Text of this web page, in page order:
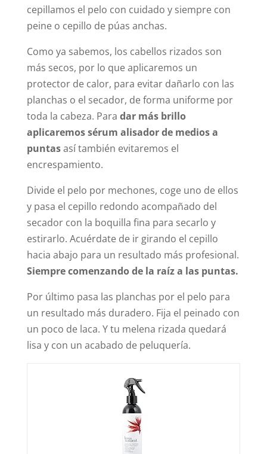
cepillamos el pelo con cuidado y siempre con
peine o cepillo de púas anchas.
Como ya sabemos, los cabellos rizados son
más secos, por lo que aplicaremos un
protector de calor, para evitar dañarlo con las
planchas o el secador, de forma uniforme por
toda la cabeza. Para dar más brillo
aplicaremos sérum alisador de medios a
puntasasí también evitaremos el
encrespamiento.
Divide el pelo por mechones, coge uno de ellos
y pasa el cepillo redondo acompañado del
secador con la boquilla fina para secarlo y
estirarlo. Acuérdate de ir girando el cepillo
hacia abajo para un resultado más profesional.
Siempre comenzando de la raíz a las puntas.
Por último pasa las planchas por el pelo para
un resultado más duradero. Fija el peinado con
un poco de laca. Y tu melena rizada quedará
lisa y con un acabado de peluquería.